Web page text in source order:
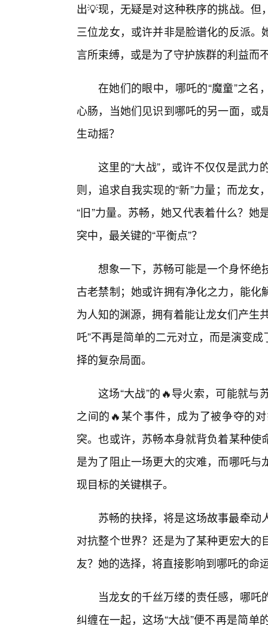
出💡现，无疑是对这种秩序的挑战。
三位龙女，或许并非是脸谱化的反派
言所束缚，或是为了守护族群的利益而
在她们的眼中，哪吒的“魔童”之
心肠，当她们见识到哪吒的另一面，
生动摇？
这里的“大战”，或许不仅仅是武
则，追求自我实现的“新”力量；而龙
“旧”力量。苏畅，她又代表着什么？
突中，最关键的“平衡点”？
想象一下，苏畅可能是一个身怀绝
古老禁制；她或许拥有净化之力，能
为人知的渊源，拥有着能让龙女们产生
吒”不再是简单的二元对立，而是演变
择的复杂局面。
这场“大战”的🔥导火索，可能就
之间的🔥某个事件，成为了被争夺的
突。也或许，苏畅本身就背负着某种
是为了阻止一场更大的灾难，而哪吒
现目标的关键棋子。
苏畅的抉择，将是这场故事最牵
对抗整个世界？还是为了某种更宏大
友？她的选择，将直接影响到哪吒的命
当龙女的千丝万缕的责任感，哪
纠缠在一起，这场“大战”便不再是简